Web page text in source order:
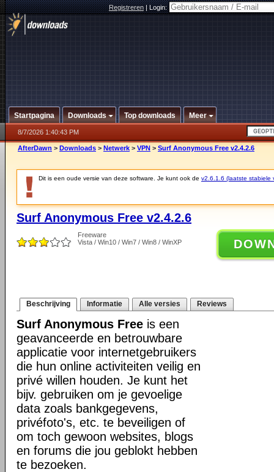
Registreren|Login:
Startpagina Downloads Top downloads Meer
8/7/2026 1:40:43 PM
AfterDawn > Downloads > Netwerk > VPN > Surf Anonymous Free v2.4.2.6
Dit is een oude versie van deze software. Je kunt ook de v2.6.1.6 (laatste stabiele
Surf Anonymous Free v2.4.2.6
Freeware
Vista / Win10 / Win7 / Win8 / WinXP
Beschrijving Informatie Alle versies Reviews
Surf Anonymous Free is een
geavanceerde en betrouwbare
applicatie voor internetgebruikers
die hun online activiteiten veilig en
privé willen houden. Je kunt het
bijv. gebruiken om je gevoelige
data zoals bankgegevens,
privéfoto's, etc. te beveiligen of
om toch gewoon websites, blogs
en forums die jou geblokt hebben
te bezoeken.